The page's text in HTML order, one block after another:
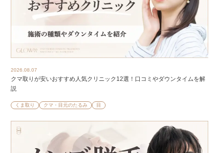
2026.08.07
クマ取りが安いおすすめ人気クリニック12選！口コミやダウンタイムを解
説
くま取り クマ・目元のたるみ 目